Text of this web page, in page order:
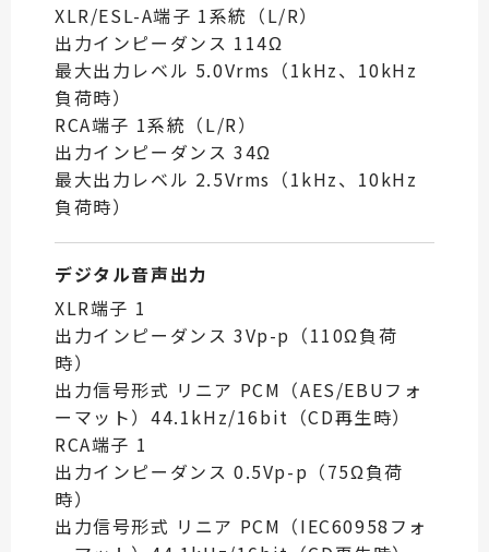
XLR/ESL-A端子 1系統（L/R）
出力インピーダンス 114Ω
最大出力レベル 5.0Vrms（1kHz、10kHz
負荷時）
RCA端子 1系統（L/R）
出力インピーダンス 34Ω
最大出力レベル 2.5Vrms（1kHz、10kHz
負荷時）
デジタル音声出力
XLR端子 1
出力インピーダンス 3Vp-p（110Ω負荷
時）
出力信号形式 リニア PCM（AES/EBUフォ
ーマット）44.1kHz/16bit（CD再生時）
RCA端子 1
出力インピーダンス 0.5Vp-p（75Ω負荷
時）
出力信号形式 リニア PCM（IEC60958フォ